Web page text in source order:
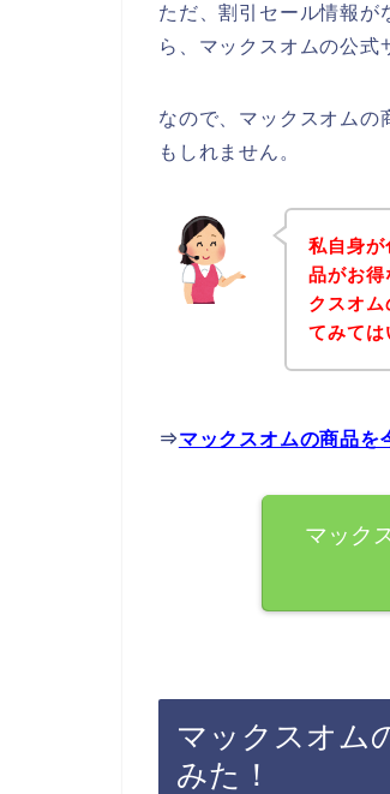
ただ、割引セール情報が
ら、マックスオムの公式
なので、マックスオムの
もしれません。
私自身
品がお得
クスオ
てみては
⇒マックスオムの商品を
マック
マックスオム
みた！